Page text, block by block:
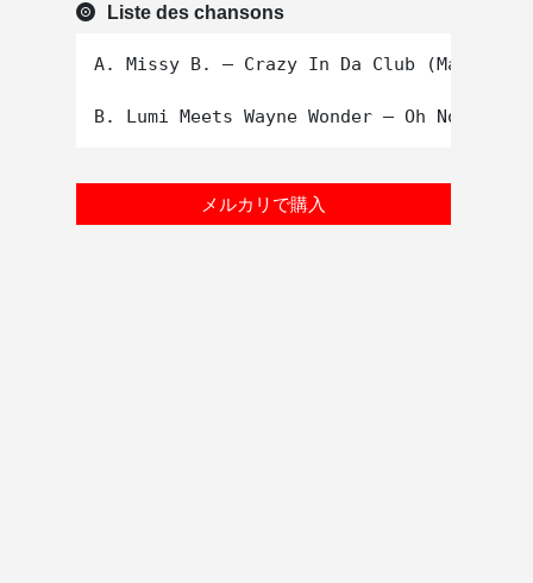
Liste des chansons
A. Missy B. – Crazy In Da Club (Main Mix)
メルカリで購入